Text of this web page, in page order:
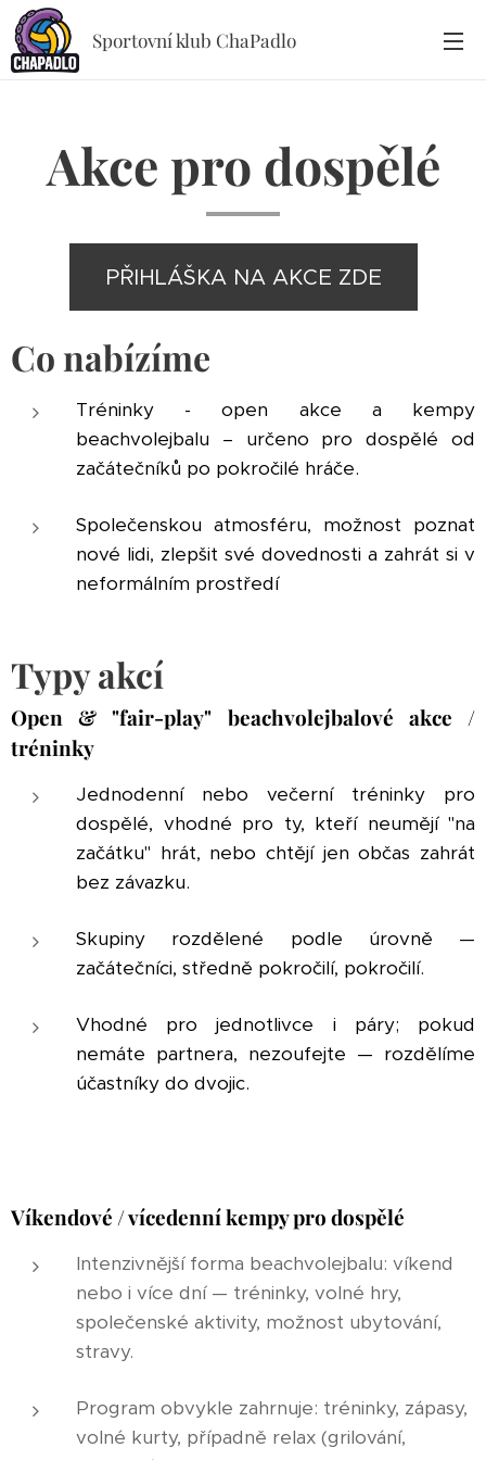
Sportovní klub ChaPadlo
Akce pro dospělé
PŘIHLÁŠKA NA AKCE ZDE
Co nabízíme
Tréninky - open akce a kempy
beachvolejbalu – určeno pro dospělé od
začátečníků po pokročilé hráče.
Společenskou atmosféru, možnost poznat
nové lidi, zlepšit své dovednosti a zahrát si v
neformálním prostředí
Typy akcí
Open & "fair-play" beachvolejbalové akce /
tréninky
Jednodenní nebo večerní tréninky pro
dospělé, vhodné pro ty, kteří neumějí "na
začátku" hrát, nebo chtějí jen občas zahrát
bez závazku.
Skupiny rozdělené podle úrovně —
začátečníci, středně pokročilí, pokročilí.
Vhodné pro jednotlivce i páry; pokud
nemáte partnera, nezoufejte — rozdělíme
účastníky do dvojic.
Víkendové / vícedenní kempy pro dospělé
Intenzivnější forma beachvolejbalu: víkend
nebo i více dní — tréninky, volné hry,
společenské aktivity, možnost ubytování,
stravy.
Program obvykle zahrnuje: tréninky, zápasy,
volné kurty, případně relax (grilování,